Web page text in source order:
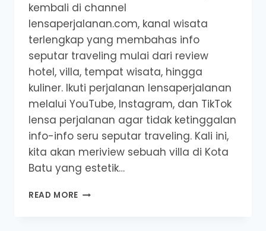
kembali di channel
lensaperjalanan.com, kanal wisata
terlengkap yang membahas info
seputar traveling mulai dari review
hotel, villa, tempat wisata, hingga
kuliner. Ikuti perjalanan lensaperjalanan
melalui YouTube, Instagram, dan TikTok
lensa perjalanan agar tidak ketinggalan
info-info seru seputar traveling. Kali ini,
kita akan meriview sebuah villa di Kota
Batu yang estetik…
READ MORE VILA